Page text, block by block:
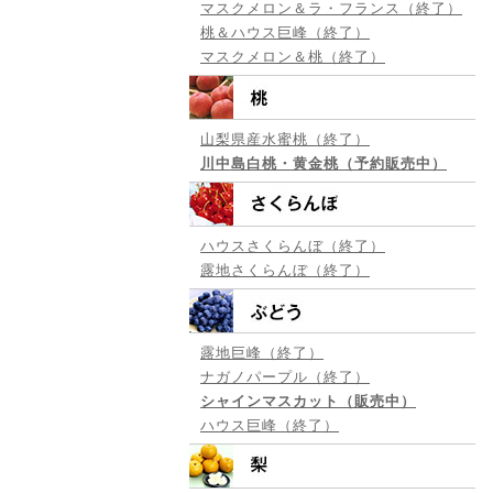
マスクメロン＆ラ・フランス（終了）
桃＆ハウス巨峰（終了）
マスクメロン＆桃（終了）
山梨県産水蜜桃（終了）
川中島白桃・黄金桃（予約販売中）
ハウスさくらんぼ（終了）
露地さくらんぼ（終了）
露地巨峰（終了）
ナガノパープル（終了）
シャインマスカット（販売中）
ハウス巨峰（終了）